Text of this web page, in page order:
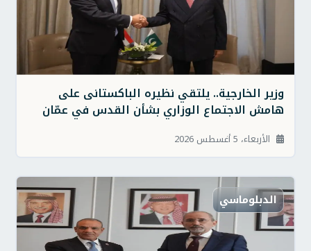
وزير الخارجية.. يلتقي نظيره الباكستانى على
هامش الاجتماع الوزاري بشأن القدس في عمّان
الأربعاء، 5 أغسطس 2026
الدبلوماسي